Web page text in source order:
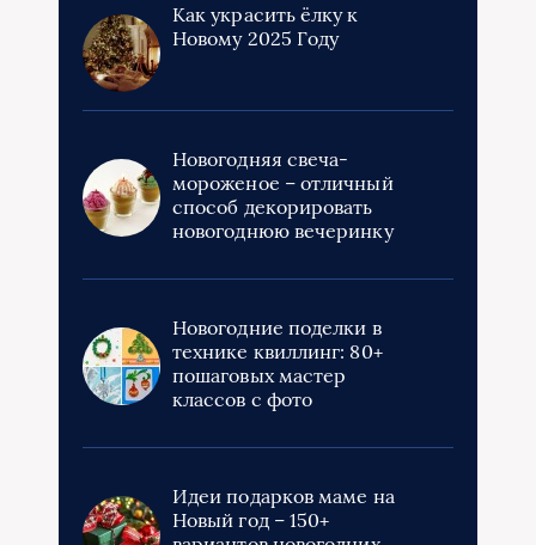
Как украсить ёлку к
Новому 2025 Году
Новогодняя свеча-
мороженое – отличный
способ декорировать
новогоднюю вечеринку
Новогодние поделки в
технике квиллинг: 80+
пошаговых мастер
классов с фото
Идеи подарков маме на
Новый год – 150+